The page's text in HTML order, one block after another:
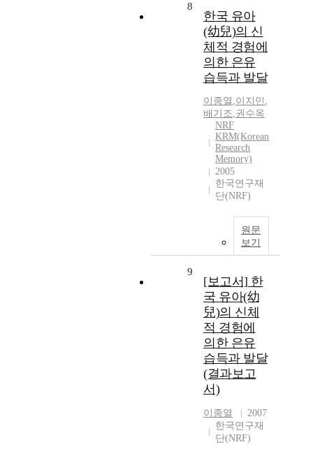
8
한국 유아
(幼兒)의 신
체적 경험에
의한 은유
습득과 발달
이종열 ,이지민 ,
배기조,권수옥
NRF
KRM(Korean
Research
Memory)
2005
한국연구재
단(NRF)
원문
보기
9
[보고서] 한
국 유아(幼
兒)의 신체
적 경험에
의한 은유
습득과 발달
(결과보고
서)
이종열
2007
한국연구재
단(NRF)